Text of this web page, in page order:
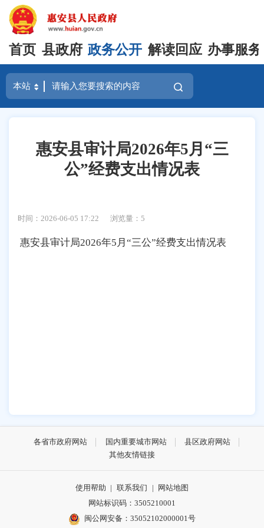
首页 县政府 政务公开 解读回应 办事服务
惠安县审计局2026年5月“三
公”经费支出情况表
时间：2026-06-05 17:22 浏览量：5
惠安县审计局2026年5月“三公”经费支出情况表
各省市政府网站 国内重要城市网站
县区政府网站
其他友情链接
使用帮助 | 联系我们 | 网站地图
网站标识码：3505210001
闽公网安备：35052102000001号